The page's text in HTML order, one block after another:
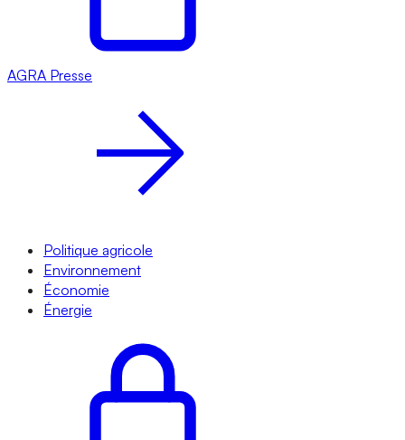
AGRA Presse
Politique agricole
Environnement
Économie
Énergie